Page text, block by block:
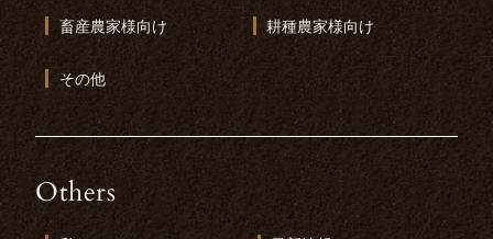
畜産農家様向け 耕種農家様向け
その他
Others